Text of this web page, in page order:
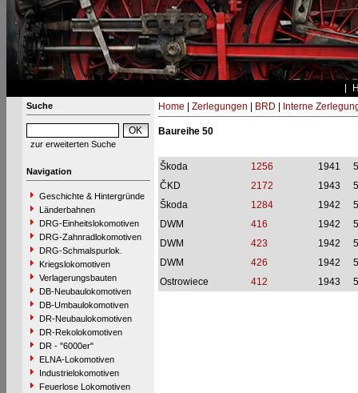
Suche
zur erweiterten Suche
Navigation
Geschichte & Hintergründe
Länderbahnen
DRG-Einheitslokomotiven
DRG-Zahnradlokomotiven
DRG-Schmalspurlok.
Kriegslokomotiven
Verlagerungsbauten
DB-Neubaulokomotiven
DB-Umbaulokomotiven
DR-Neubaulokomotiven
DR-Rekolokomotiven
DR - "6000er"
ELNA-Lokomotiven
Industrielokomotiven
Feuerlose Lokomotiven
Home Zerlegungen BRD Interne
Baureihe 50
Škoda 1256 1941
ČKD
2172 1943
Škoda
1284 1942
DWM
416 1942
DWM
423 1942
DWM
426 1942
Ostrowiece
412 1943